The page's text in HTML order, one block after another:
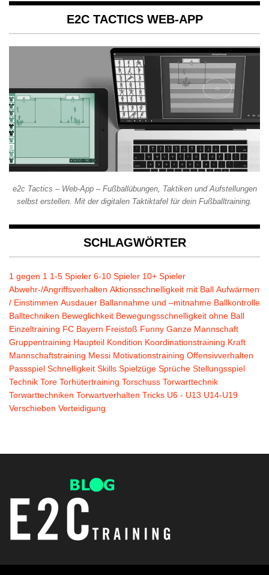
E2C TACTICS WEB-APP
e2c Tactics – Web-App – Fußballübungen, Taktiken und Aufstellungen
selbst erstellen. Mit der digitalen Taktiktafel für dein Fußballtraining.
SCHLAGWÖRTER
1 gegen 1 1-5 Spieler 6-10 Spieler 10+ Spieler
Abwehr-/Angriffsverhalten Aktionsschnelligkeit mit Ball Aufwärmen
/ Einstimmen Ausdauer Ballannahme und –mitnahme Ballkontrolle
Balltechniken Beweglichkeit Bewegungsschnelligkeit ohne Ball
Einzeltraining FC Bayern Freistoß Funny Ganze Mannschaft
Gruppentraining Haupteil Kondition Koordinationstraining Kraft
Mannschaftstraining Messi Motivationstraining Offensivverhalten
Passspiel Schnelligkeit Skills Spielzüge Sprüche Stellungsspiel
Technik Tore Torhütertraining Torschuss Torwarttechnik
Torwarttechniken Torwartverhalten Tricks U6 - U13 U14-U19
Verschieben Verteidigung